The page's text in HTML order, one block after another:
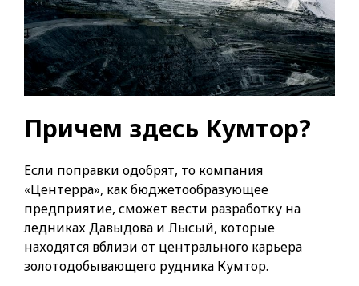
Причем здесь Кумтор?
Если поправки одобрят, то компания
«Центерра», как бюджетообразующее
предприятие, сможет вести разработку на
ледниках Давыдова и Лысый, которые
находятся вблизи от центрального карьера
золотодобывающего рудника Кумтор.